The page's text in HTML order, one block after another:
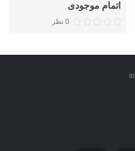
اتمام موجودی
0 نظر